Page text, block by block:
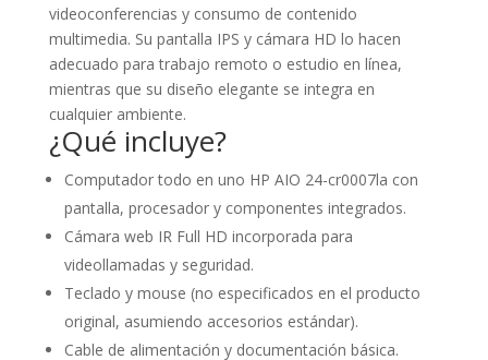
videoconferencias y consumo de contenido
multimedia. Su pantalla IPS y cámara HD lo hacen
adecuado para trabajo remoto o estudio en línea,
mientras que su diseño elegante se integra en
cualquier ambiente.
¿Qué incluye?
Computador todo en uno HP AIO 24-cr0007la con
pantalla, procesador y componentes integrados.
Cámara web IR Full HD incorporada para
videollamadas y seguridad.
Teclado y mouse (no especificados en el producto
original, asumiendo accesorios estándar).
Cable de alimentación y documentación básica.